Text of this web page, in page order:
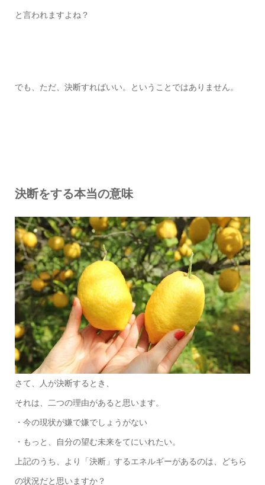
と言われますよね？
でも、ただ、決断すればいい。ということではありません。
決断をする本当の意味
さて、人が決断するとき、
それは、二つの理由があると思います。
・今の現状が嫌で嫌でしょうがない
・もっと、自分の望む未来をてにいれたい。
上記のうち、より「決断」するエネルギーがあるのは、どちら
の状況だと思いますか？